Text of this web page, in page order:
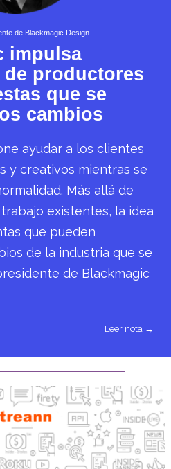
de Blackmagic Design
impulsa
productores
que se
cambios
ayudar a los clientes
y creativos mientras se
Más allá de
existentes, la idea
que pueden
de la industria que se
de Blackmagic
Leer nota →